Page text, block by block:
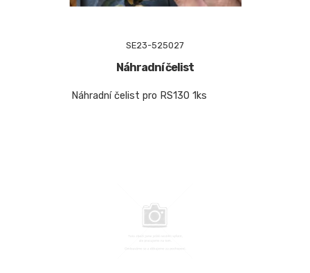
SE23-525027
Náhradní čelist
Náhradní čelist pro RS130 1ks